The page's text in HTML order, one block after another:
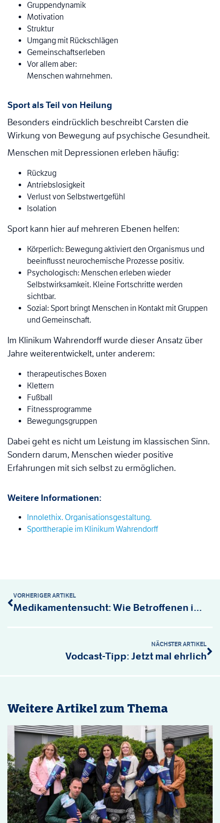
Gruppendynamik
Motivation
Struktur
Umgang mit Rückschlägen
Gemeinschaftserleben
Vor allem aber:
Menschen wahrnehmen.
Sport als Teil von Heilung
Besonders eindrücklich beschreibt Carsten die
Wirkung von Bewegung auf psychische Gesundheit.
Menschen mit Depressionen erleben häufig:
Rückzug
Antriebslosigkeit
Verlust von Selbstwertgefühl
Isolation
Sport kann hier auf mehreren Ebenen helfen:
Körperlich: Bewegung aktiviert den Organismus und
beeinflusst neurochemische Prozesse positiv.
Psychologisch: Menschen erleben wieder
Selbstwirksamkeit. Kleine Fortschritte werden
sichtbar.
Sozial: Sport bringt Menschen in Kontakt mit Gruppen
und Gemeinschaft.
Im Klinikum Wahrendorff wurde dieser Ansatz über
Jahre weiterentwickelt, unter anderem:
therapeutisches Boxen
Klettern
Fußball
Fitnessprogramme
Bewegungsgruppen
Dabei geht es nicht um Leistung im klassischen Sinn.
Sondern darum, Menschen wieder positive
Erfahrungen mit sich selbst zu ermöglichen.
Weitere Informationen:
Innolethix. Organisationsgestaltung.
Sporttherapie im Klinikum Wahrendorff
VORHERIGER ARTIKEL
Medikamentensucht: Wie Betroffenen in Niedersachsen geholfen werden kann
NÄCHSTER ARTIKEL
Vodcast-Tipp: Jetzt mal ehrlich
Weitere Artikel zum Thema